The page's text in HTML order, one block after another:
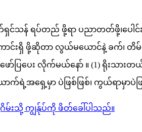
သန် ရပ်တည် ဖို့ရာ ပညာတတ်ဖို့၊ပေ
င်းရှိ ဖို့ဆိုတာ လွယ်မယောင်နဲ့ ခက်၊
ပြပေး လိုက်မယ်နော် ။ (1) ရိုးသ
ေ့မှာ ပဲဖြစ်ဖြစ်၊ ကွယ်ရာမှာပဲဖ
းသို့ ကျွန်ုပ်ကို ဖိတ်ခေါ်ပါသည်။